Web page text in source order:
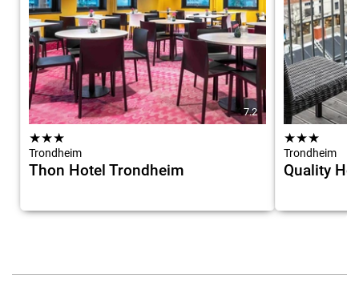
7.2
★★★
Trondheim
Thon Hotel Trondheim
★★★
Trondheim
Quality